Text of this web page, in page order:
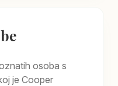
osoba s
je Cooper